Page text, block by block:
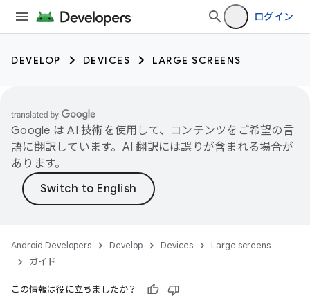
ログイン
DEVELOP DEVICES LARGE SCREENS
Google は AI 技術を使用して、コンテンツをご希望の言
語に翻訳しています。AI 翻訳には誤りが含まれる場合が
あります。
Android Developers Develop Devices
Large screens
ガイド
この情報は役に立ちましたか？